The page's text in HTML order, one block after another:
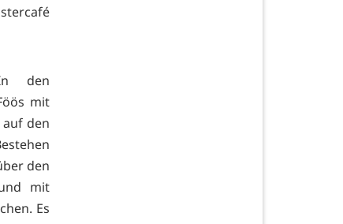
den
mit
auf den
den
mit
Es